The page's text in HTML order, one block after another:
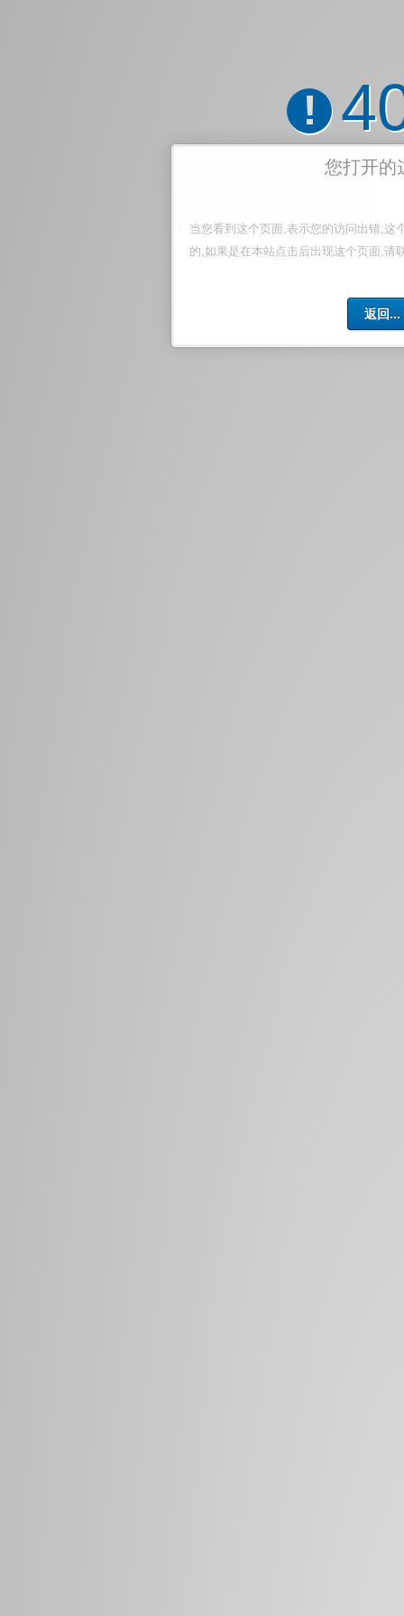
!
您打开的
当您看到这个页面,表示您的访问出错,这
的,如果是在本站点击后出现这个页面,请
返回...